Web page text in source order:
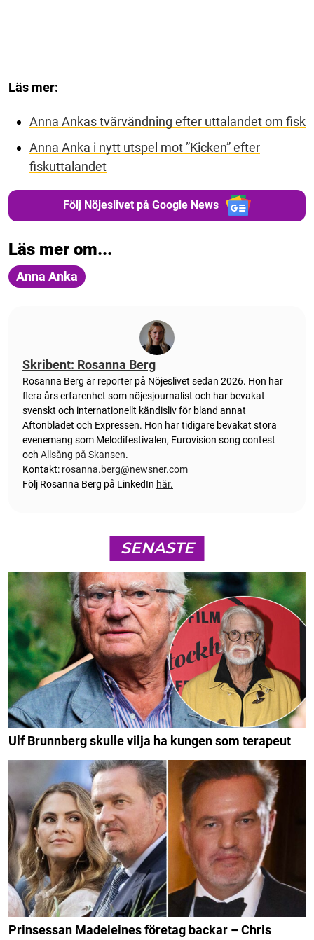
Läs mer:
Anna Ankas tvärvändning efter uttalandet om fisk
Anna Anka i nytt utspel mot ”Kicken” efter
fiskuttalandet
Följ Nöjeslivet på Google News
Läs mer om...
Anna Anka
Skribent: Rosanna Berg
Rosanna Berg är reporter på Nöjeslivet sedan 2026. Hon har
flera års erfarenhet som nöjesjournalist och har bevakat
svenskt och internationellt kändisliv för bland annat
Aftonbladet och Expressen. Hon har tidigare bevakat stora
evenemang som Melodifestivalen, Eurovision song contest
och Allsång på Skansen.
Kontakt: rosanna.berg@newsner.com
Följ Rosanna Berg på LinkedIn här.
SENASTE
Ulf Brunnberg skulle vilja ha kungen som terapeut
Prinsessan Madeleines företag backar – Chris